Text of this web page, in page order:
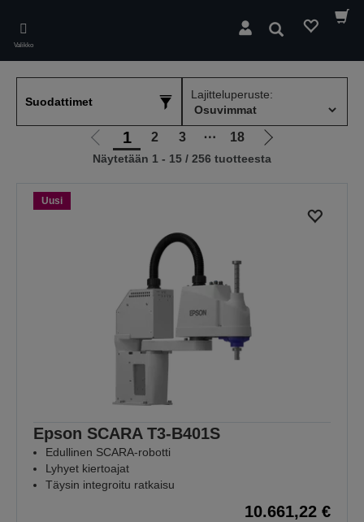
main
content
Valikko
Hae
Suodattimet
Lajitteluperuste:
Siirry
edelliselle
1 2 3 ⋯ 18
Siirry
seuraavalle
Näytetään 1 - 15 / 256 tuotteesta
Uusi
Epson SCARA T3-B401S
Edullinen SCARA-robotti
Lyhyet kiertoajat
Täysin integroitu ratkaisu
10.661,22 €